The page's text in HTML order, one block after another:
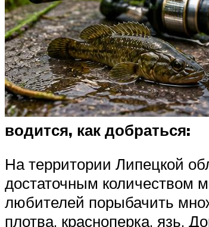
водится, как добраться:
На территории Липецкой
достаточным количеством
любителей порыбачить
плотва, красноперка, язь.